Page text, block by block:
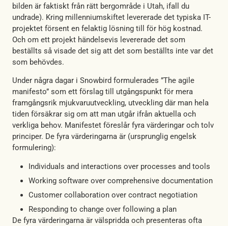
bilden är faktiskt från rätt bergområde i Utah, ifall du
undrade). Kring millenniumskiftet levererade det typiska IT-
projektet försent en felaktig lösning till för hög kostnad.
Och om ett projekt händelsevis levererade det som
beställts så visade det sig att det som beställts inte var det
som behövdes.
Under några dagar i Snowbird formulerades ”The agile
manifesto” som ett förslag till utgångspunkt för mera
framgångsrik mjukvaruutveckling, utveckling där man hela
tiden försäkrar sig om att man utgår ifrån aktuella och
verkliga behov. Manifestet föreslår fyra värderingar och tolv
principer. De fyra värderingarna är (ursprunglig engelsk
formulering):
Individuals and interactions over processes and tools
Working software over comprehensive documentation
Customer collaboration over contract negotiation
Responding to change over following a plan
De fyra värderingarna är välspridda och presenteras ofta